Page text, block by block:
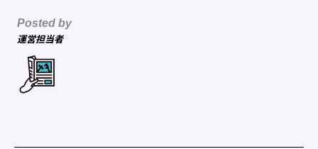
Posted by
運営担当者